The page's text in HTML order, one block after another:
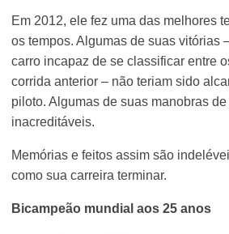
Em 2012, ele fez uma das melhores
os tempos. Algumas de suas vitórias
carro incapaz de se classificar entre
corrida anterior – não teriam sido
piloto. Algumas de suas manobras
inacreditáveis.
Memórias e feitos assim são
como sua carreira terminar.
Bicampeão mundial aos 25 anos